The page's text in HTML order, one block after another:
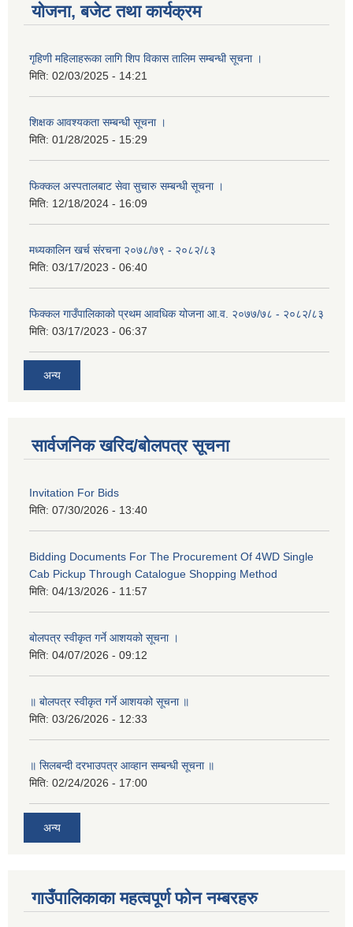
योजना, बजेट तथा कार्यक्रम
गृहिणी महिलाहरूका लागि शिप विकास तालिम सम्बन्धी सूचना ‌।
मिति: 02/03/2025 - 14:21
शिक्षक आवश्यकता सम्बन्धी सूचना ।
मिति: 01/28/2025 - 15:29
फिक्कल अस्पतालबाट सेवा सुचारु सम्बन्धी सूचना ।
मिति: 12/18/2024 - 16:09
मध्यकालिन खर्च संरचना २०७८/७९ - २०८२/८३
मिति: 03/17/2023 - 06:40
फिक्कल गाउँपालिकाको प्रथम आवधिक योजना आ.व. २०७७/७८ - २०८२/८३
मिति: 03/17/2023 - 06:37
अन्य
सार्वजनिक खरिद/बोलपत्र सूचना
Invitation For Bids
मिति: 07/30/2026 - 13:40
Bidding Documents For The Procurement Of 4WD Single
Cab Pickup Through Catalogue Shopping Method
मिति: 04/13/2026 - 11:57
बोलपत्र स्वीकृत गर्ने आशयको सूचना ।
मिति: 04/07/2026 - 09:12
॥ बोलपत्र स्वीकृत गर्ने आशयको सूचना ॥
मिति: 03/26/2026 - 12:33
॥ सिलबन्दी दरभाउपत्र आव्हान सम्बन्धी सूचना ॥
मिति: 02/24/2026 - 17:00
अन्य
गाउँपालिकाका महत्वपूर्ण फोन नम्बरहरु